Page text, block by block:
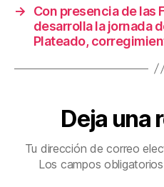
→
Con presencia de las
desarrolla la jornada
Plateado,
Deja una
Tu dirección de correo
Los campos